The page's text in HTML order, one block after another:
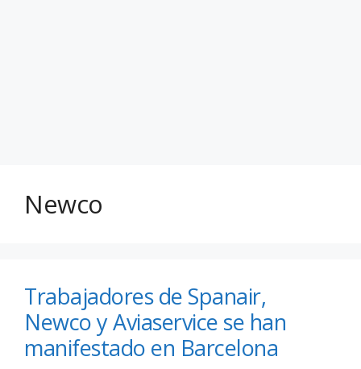
Newco
Trabajadores de Spanair,
Newco y Aviaservice se han
manifestado en Barcelona